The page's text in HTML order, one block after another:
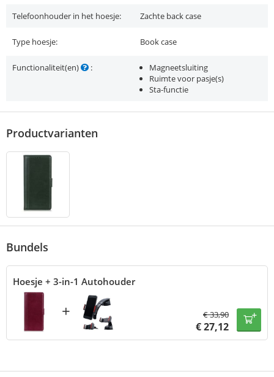
Telefoonhouder in het hoesje: Zachte back case
Type hoesje: Book case
Functionaliteit(en) :
Magneetsluiting
Ruimte voor pasje(s)
Sta-functie
Productvarianten
Bundels
Hoesje + 3-in-1 Autohouder
+ €33,90
€27,12